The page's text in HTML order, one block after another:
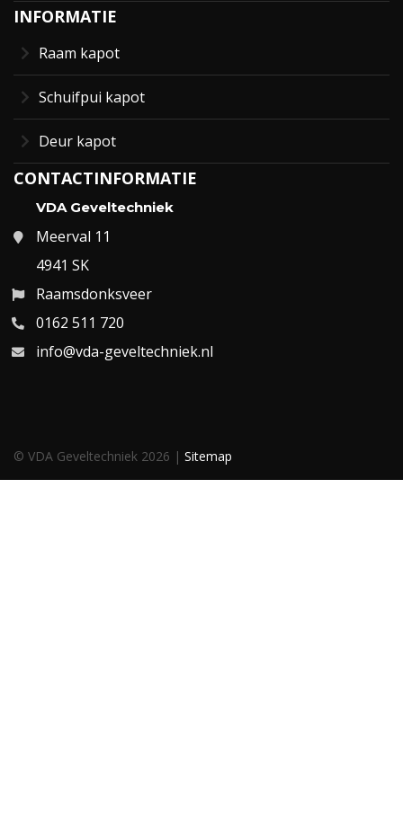
INFORMATIE
Raam kapot
Schuifpui kapot
Deur kapot
CONTACTINFORMATIE
VDA Geveltechniek
Meerval 11
4941 SK
Raamsdonksveer
0162 511 720
info@vda-geveltechniek.nl
© VDA Geveltechniek 2026 | Sitemap